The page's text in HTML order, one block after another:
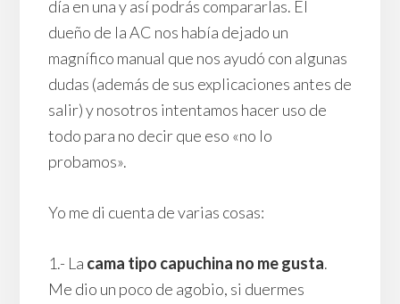
día en una y así podrás compararlas. El
dueño de la AC nos había dejado un
magnífico manual que nos ayudó con algunas
dudas (además de sus explicaciones antes de
salir) y nosotros intentamos hacer uso de
todo para no decir que eso «no lo
probamos».
Yo me di cuenta de varias cosas:
1.- La cama tipo capuchina no me gusta.
Me dio un poco de agobio, si duermes